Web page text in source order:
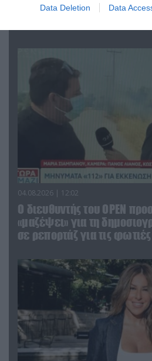
Data Deletion Data
Πυροσβεστών για την
04.08.2026 | 12:02
O διευθυντής του OPEN
«μαζέψει» για τη
σε ρεπορτάζ για τις φωτιές